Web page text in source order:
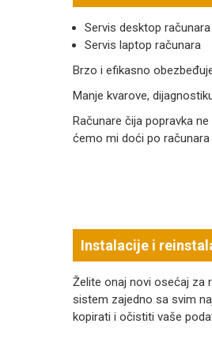
Servis desktop računara
Servis laptop računara
Brzo i efikasno
Manje kvarove,
Računare čija popravka
ćemo mi doći po
Instalacije i
Želite onaj novi osećaj za
sistem zajedno sa svim
kopirati i očistiti vaše